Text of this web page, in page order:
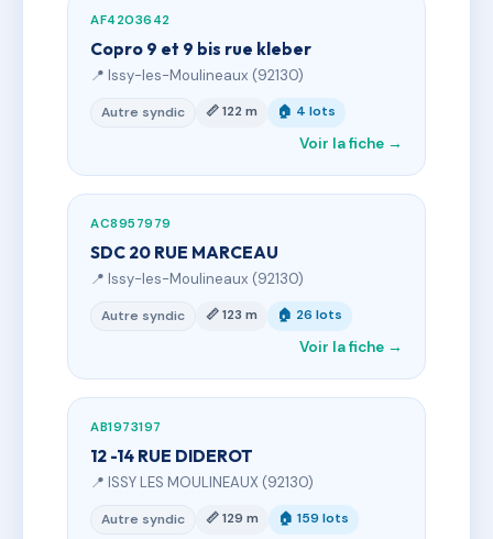
AF4203642
Copro 9 et 9 bis rue kleber
📍 Issy-les-Moulineaux (92130)
Autre syndic 📏 122 m 🏠 4 lots
Voir la fiche →
AC8957979
SDC 20 RUE MARCEAU
📍 Issy-les-Moulineaux (92130)
Autre syndic 📏 123 m 🏠 26 lots
Voir la fiche →
AB1973197
12 -14 RUE DIDEROT
📍 ISSY LES MOULINEAUX (92130)
Autre syndic 📏 129 m 🏠 159 lots